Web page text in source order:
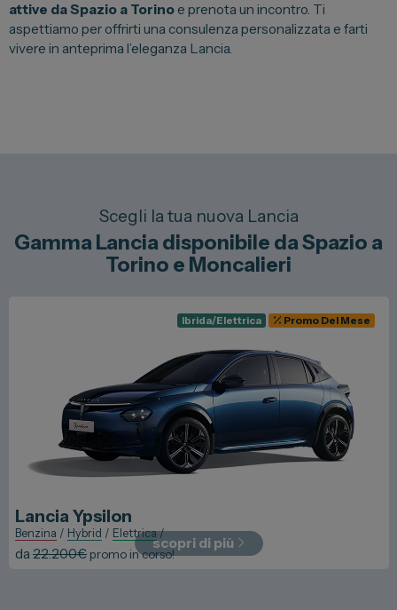
attive da Spazio a Torinoe prenota un incontro. Ti
aspettiamo per offrirti una consulenza personalizzata e farti
vivere in anteprima l’eleganza Lancia.
Scegli la tua nuova Lancia
Gamma Lancia disponibile da Spazio a
Torino e Moncalieri
Ibrida/Elettrica Promo Del Mese
Lancia Ypsilon
Benzina / Hybrid / Elettrica/
da22.200€ promo in corso!
scopri di più